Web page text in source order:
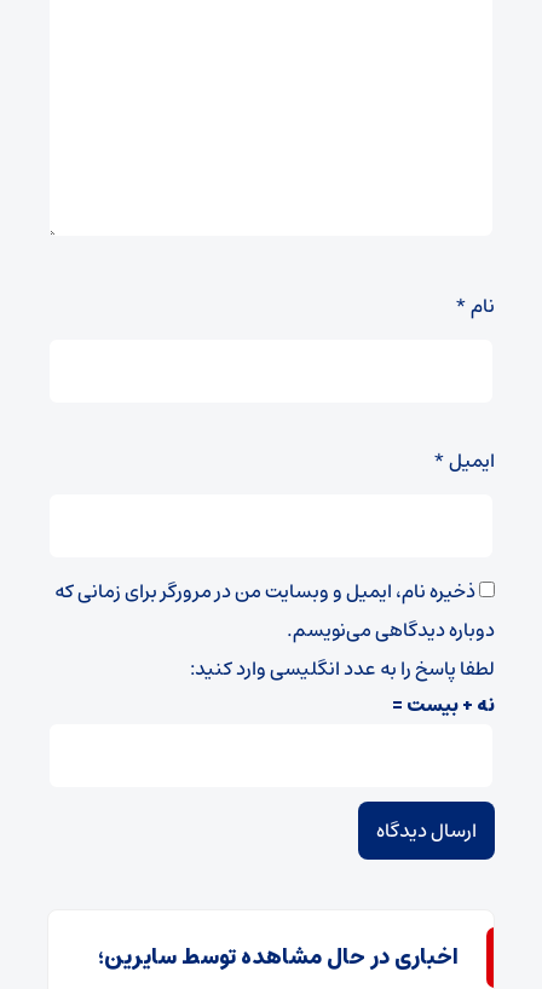
نام*
ایمیل*
ذخیره نام، ایمیل و وبسایت من در مرورگر برای زمانی که
دوباره دیدگاهی می‌نویسم.
لطفا پاسخ را به عدد انگلیسی وارد کنید:
نه + بیست =
اخباری در حال مشاهده توسط سایرین؛